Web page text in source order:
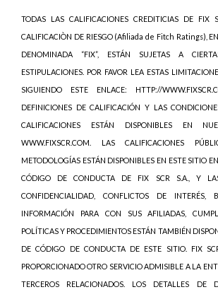
TODAS LAS CALIFICACIONES CREDITICIAS DE FIX
CALIFICACIÒN DE RIESGO (Afiliada de Fitch Ratings),
DENOMINADA “FIX”, ESTÁN SUJETAS A
ESTIPULACIONES. POR FAVOR LEA ESTAS
SIGUIENDO ESTE ENLACE: HTTP://
DEFINICIONES DE CALIFICACIÓN Y LAS
CALIFICACIONES ESTÁN DISPONIBLES EN
WWW.FIXSCR.COM. LAS CALIFICACIONES
METODOLOGÍAS ESTÁN DISPONIBLES EN ESTE SITIO
CÓDIGO DE CONDUCTA DE FIX SCR S.A., Y
CONFIDENCIALIDAD, CONFLICTOS DE INTERÉS,
INFORMACIÓN PARA CON SUS AFILIADAS,
POLÍTICAS Y PROCEDIMIENTOS ESTÁN TAMBIÉN
DE CÓDIGO DE CONDUCTA DE ESTE SITIO. FIX
PROPORCIONADO OTRO SERVICIO ADMISIBLE A LA
TERCEROS RELACIONADOS. LOS DETALLES DE